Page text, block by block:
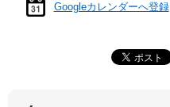
Googleカレンダーへ登録